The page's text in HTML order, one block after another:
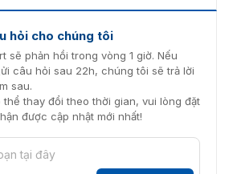
hỏi cho chúng tôi
sẽ phản hồi trong vòng 1 giờ. Nếu
câu hỏi sau 22h, chúng tôi sẽ trả lời
sau.
thể thay đổi theo thời gian, vui lòng đặt
được cập nhật mới nhất!